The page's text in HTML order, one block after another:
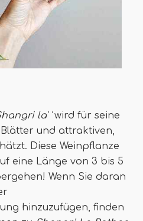
la' ' wird für seine
und attraktiven,
Diese Weinpflanze
eine Länge von 3 bis 5
Wenn Sie daran
hinzuzufügen, finden